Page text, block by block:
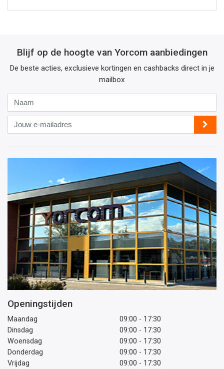
Blijf op de hoogte van Yorcom aanbiedingen
De beste acties, exclusieve kortingen en cashbacks direct in je
mailbox
Jouw
e-
mailadres
Openingstijden
Maandag
09:00 - 17:30
Dinsdag
09:00 - 17:30
Woensdag
09:00 - 17:30
Donderdag
09:00 - 17:30
Vrijdag
09:00 - 17:30